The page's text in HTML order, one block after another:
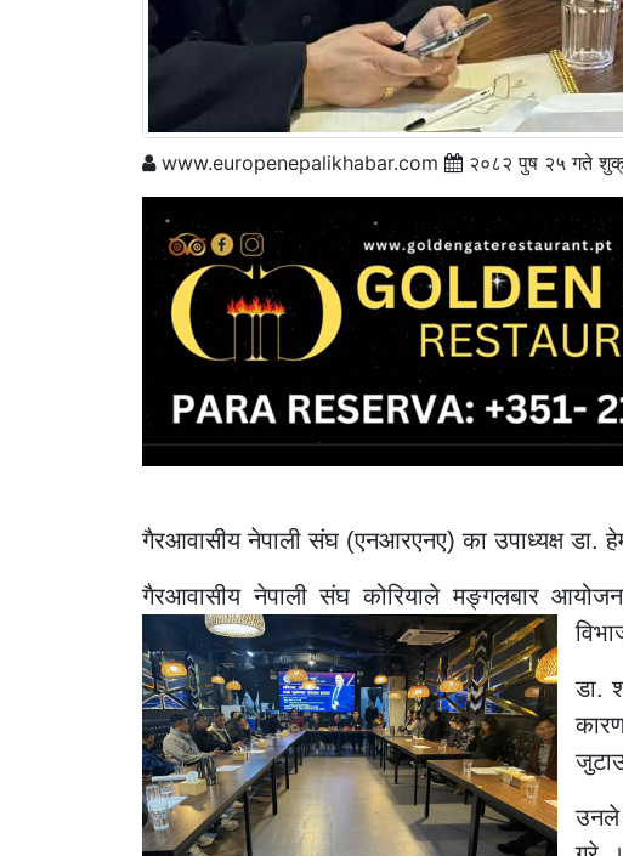
www.europenepalikhabar.com २०८२ पुष २५ गते
गैरआवासीय नेपाली संघ (एनआरएनए) का उपाध्यक्ष डा.
गैरआवासीय नेपाली संघ कोरियाले मङ्गलबार
डा.
उनले